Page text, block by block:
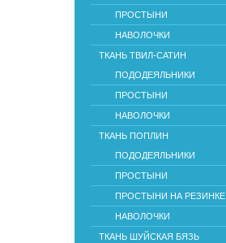
ПРОСТЫНИ
НАВОЛОЧКИ
ТКАНЬ ТВИЛ-САТИН
ПОДОДЕЯЛЬНИКИ
ПРОСТЫНИ
НАВОЛОЧКИ
ТКАНЬ ПОПЛИН
ПОДОДЕЯЛЬНИКИ
ПРОСТЫНИ
ПРОСТЫНИ НА РЕЗИНКЕ
НАВОЛОЧКИ
ТКАНЬ ШУЙСКАЯ БЯЗЬ